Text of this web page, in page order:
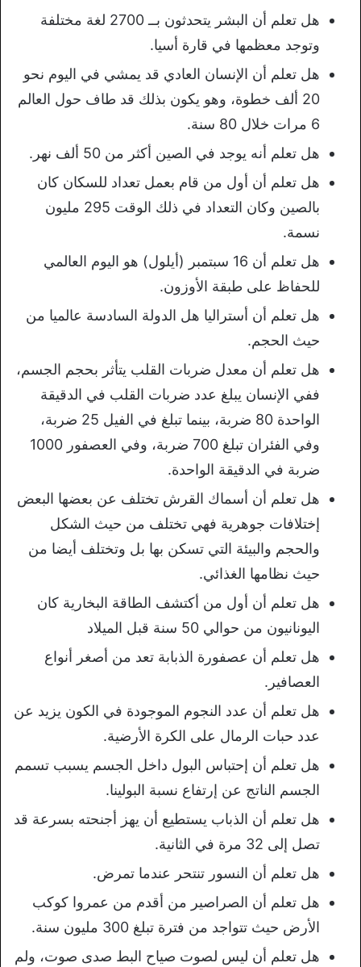
هل تعلم أن البشر يتحدثون بــ 2700 لغة مختلفة
وتوجد معظمها في قارة أسيا.
هل تعلم أن الإنسان العادي قد يمشي في اليوم نحو
20 ألف خطوة، وهو يكون بذلك قد طاف حول العالم
6 مرات خلال 80 سنة.
هل تعلم أنه يوجد في الصين أكثر من 50 ألف نهر.
هل تعلم أن أول من قام بعمل تعداد للسكان كان
بالصين وكان التعداد في ذلك الوقت 295 مليون
نسمة.
هل تعلم أن 16 سبتمبر (أيلول) هو اليوم العالمي
للحفاظ على طبقة الأوزون.
هل تعلم أن أستراليا هل الدولة السادسة عالميا من
حيث الحجم.
هل تعلم أن معدل ضربات القلب يتأثر بحجم الجسم،
ففي الإنسان يبلغ عدد ضربات القلب في الدقيقة
الواحدة 80 ضربة، بينما تبلغ في الفيل 25 ضربة،
وفي الفئران تبلغ 700 ضربة، وفي العصفور 1000
ضربة في الدقيقة الواحدة.
هل تعلم أن أسماك القرش تختلف عن بعضها البعض
إختلافات جوهرية فهي تختلف من حيث الشكل
والحجم والبيئة التي تسكن بها بل وتختلف أيضا من
حيث نظامها الغذائي.
هل تعلم أن أول من أكتشف الطاقة البخارية كان
اليونانيون من حوالي 50 سنة قبل الميلاد
هل تعلم أن عصفورة الذبابة تعد من أصغر أنواع
العصافير.
هل تعلم أن عدد النجوم الموجودة في الكون يزيد عن
عدد حبات الرمال على الكرة الأرضية.
هل تعلم أن إحتباس البول داخل الجسم يسبب تسمم
الجسم الناتج عن إرتفاع نسبة البولينا.
هل تعلم أن الذباب يستطيع أن يهز أجنحته بسرعة قد
تصل إلى 32 مرة في الثانية.
هل تعلم أن النسور تنتحر عندما تمرض.
هل تعلم أن الصراصير من أقدم من عمروا كوكب
الأرض حيث تتواجد من فترة تبلغ 300 مليون سنة.
هل تعلم أن ليس لصوت صياح البط صدى صوت، ولم